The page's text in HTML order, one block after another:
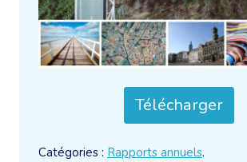
Télécharger
Catégories : Rapports annuels.